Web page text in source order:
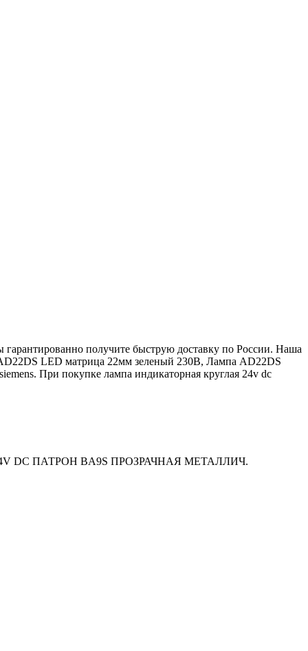
гарантированно получите быструю доставку по России. Наша
LED матрица 22мм зеленый 230В, Лампа AD22DS
При покупке лампа индикаторная круглая 24v dc
ПАТРОН BA9S ПРОЗРАЧНАЯ МЕТАЛЛИЧ.